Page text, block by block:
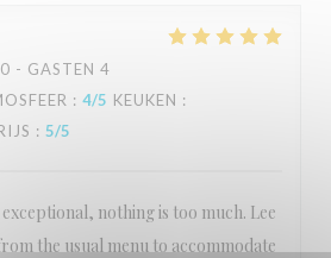
- GASTEN 4
: 4/5 KEUKEN :
: 5/5
nothing is too much. Lee
the usual menu to accommodate